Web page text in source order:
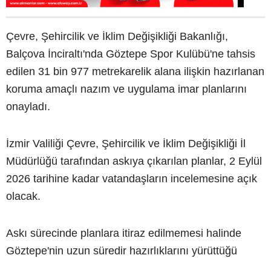
Çevre, Şehircilik ve İklim Değişikliği Bakanlığı,
Balçova İnciraltı'nda Göztepe Spor Kulübü'ne tahsis
edilen 31 bin 977 metrekarelik alana ilişkin hazırlanan
koruma amaçlı nazım ve uygulama imar planlarını
onayladı.
İzmir Valiliği Çevre, Şehircilik ve İklim Değişikliği İl
Müdürlüğü tarafından askıya çıkarılan planlar, 2 Eylül
2026 tarihine kadar vatandaşların incelemesine açık
olacak.
Askı sürecinde planlara itiraz edilmemesi halinde
Göztepe'nin uzun süredir hazırlıklarını yürüttüğü